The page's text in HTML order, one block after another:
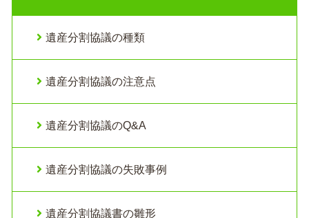
遺産分割協議の種類
遺産分割協議の注意点
遺産分割協議のQ&A
遺産分割協議の失敗事例
遺産分割協議書の雛形